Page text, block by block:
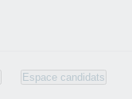
Espace candidats